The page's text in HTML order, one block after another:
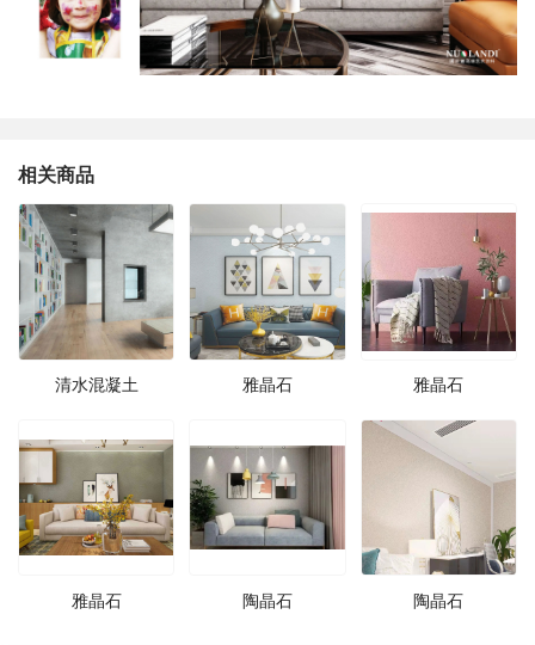
相关商品
清水混凝土 雅晶石 雅晶石
雅晶石 陶晶石 陶晶石